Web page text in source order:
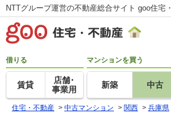
NTTグループ運営の不動産総合サイト goo住宅
借りる
賃貸
店舗･
事業用
マンションを買う
新築 中古
住宅・不動産 > 中古マンション > 関西 > 兵庫県